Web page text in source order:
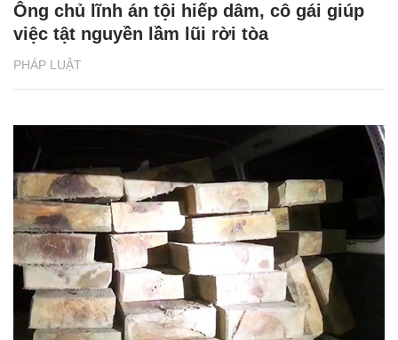
PHÁP LUẬT
Ông chủ lĩnh án tội hiếp dâm, cô gái giúp
việc tật nguyền lầm lũi rời tòa